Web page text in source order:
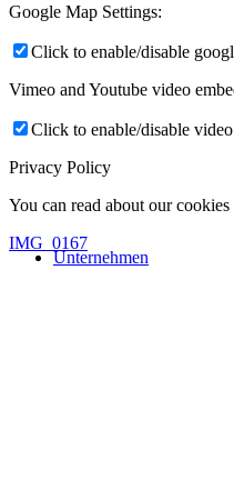
Unternehmen
Google Map Settings:
Click to enable/disable
Vimeo and Youtube video
Click to enable/disable video
Privacy Policy
You can read about our
IMG_0167